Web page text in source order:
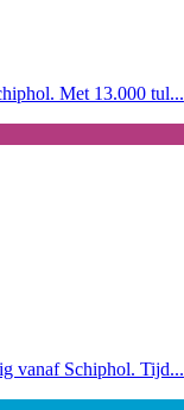
Met 13.000 tul...
vanaf Schiphol. Tijd...